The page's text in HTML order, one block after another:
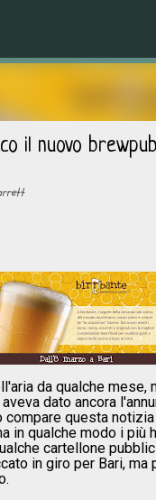
il nuovo
da qualche mese,
dato ancora
compare questa
in qualche modo i più
cartellone
in giro per Bari, ma